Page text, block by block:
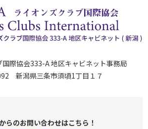
際協会333-A 地区キャビネット事務局
新潟県三条市須頃1丁目１７
らのお問い合わせはこちら！